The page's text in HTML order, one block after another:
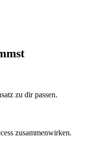
zu dir passen.
zusammenwirken.